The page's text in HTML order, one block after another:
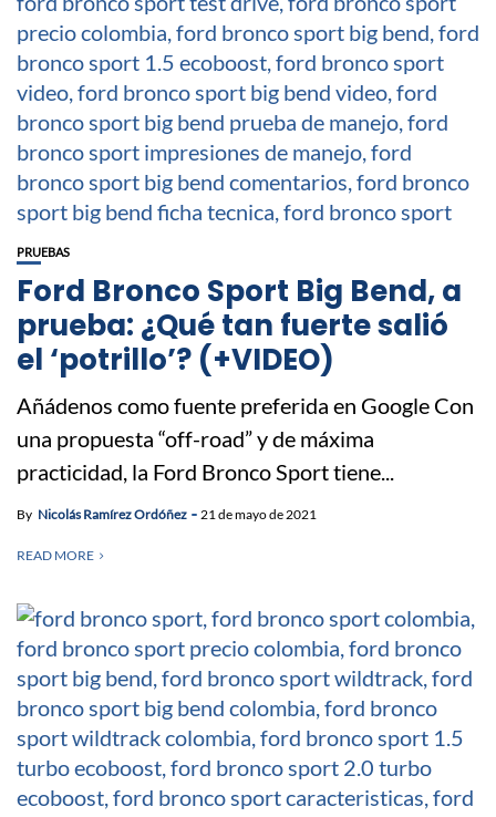
PRUEBAS
Ford Bronco Sport Big Bend, a
prueba: ¿Qué tan fuerte salió
el ‘potrillo’? (+VIDEO)
Añádenos como fuente preferida en Google Con
una propuesta “off-road” y de máxima
practicidad, la Ford Bronco Sport tiene...
By Nicolás Ramírez Ordóñez 21 de mayo de 2021
READ MORE